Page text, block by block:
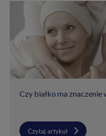
Czy białko ma
Czytaj artykuł